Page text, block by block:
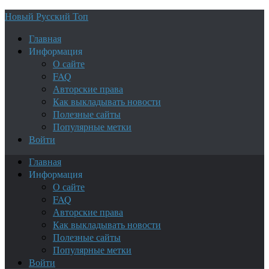
Новый Русский Топ
Главная
Информация
О сайте
FAQ
Авторские права
Как выкладывать новости
Полезные сайты
Популярные метки
Войти
Главная
Информация
О сайте
FAQ
Авторские права
Как выкладывать новости
Полезные сайты
Популярные метки
Войти